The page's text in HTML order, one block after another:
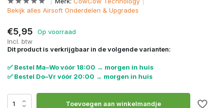
Bekijk alles Airsoft Onderdelen & Upgrades
€5,95
Op voorraad
Incl. btw
Dit product is verkrijgbaar in de volgende varianten:
✅ Bestel Ma–Wo vóór 18:00 → morgen in huis
✅ Bestel Do–Vr vóór 20:00 → morgen in huis
Toevoegen aan winkelmandje